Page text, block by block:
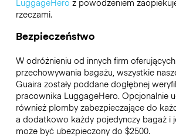
LuggageHero z powodzeniem
rzeczami.
Bezpieczeństwo
W odróżnieniu od innych firm oferujących
przechowywania bagażu, wszystkie
Guaira zostały poddane dogłębnej
pracownika LuggageHero. Opcjonalnie
również plomby zabezpieczające do
a dodatkowo każdy pojedynczy bagaż i
może być ubezpieczony do $2500.